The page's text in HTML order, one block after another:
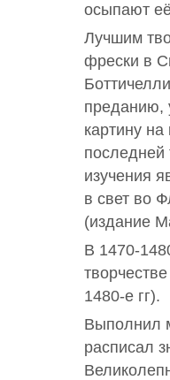
осыпают
Лучшим
фрески в
преданию,
картину
последней
изучения
в свет во
(издание
В 1470-
1480-е гг).
Выполнил
расписал